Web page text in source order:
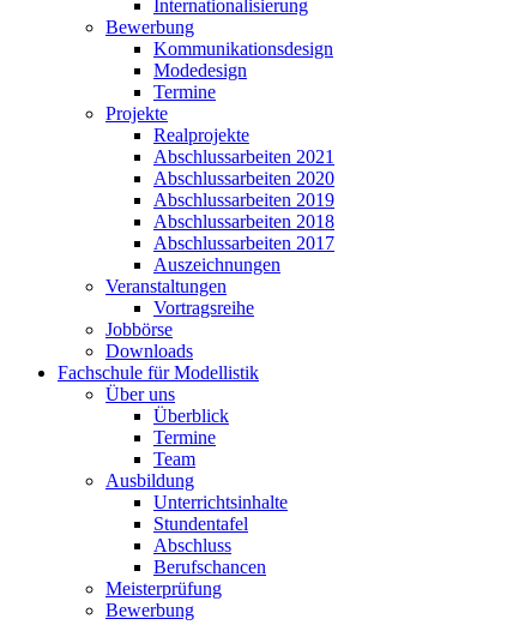
Internationalisierung
Bewerbung
Kommunikationsdesign
Modedesign
Termine
Projekte
Realprojekte
Abschlussarbeiten 2021
Abschlussarbeiten 2020
Abschlussarbeiten 2019
Abschlussarbeiten 2018
Abschlussarbeiten 2017
Auszeichnungen
Veranstaltungen
Vortragsreihe
Jobbörse
Downloads
Fachschule für Modellistik
Über uns
Überblick
Termine
Team
Ausbildung
Unterrichtsinhalte
Stundentafel
Abschluss
Berufschancen
Meisterprüfung
Bewerbung